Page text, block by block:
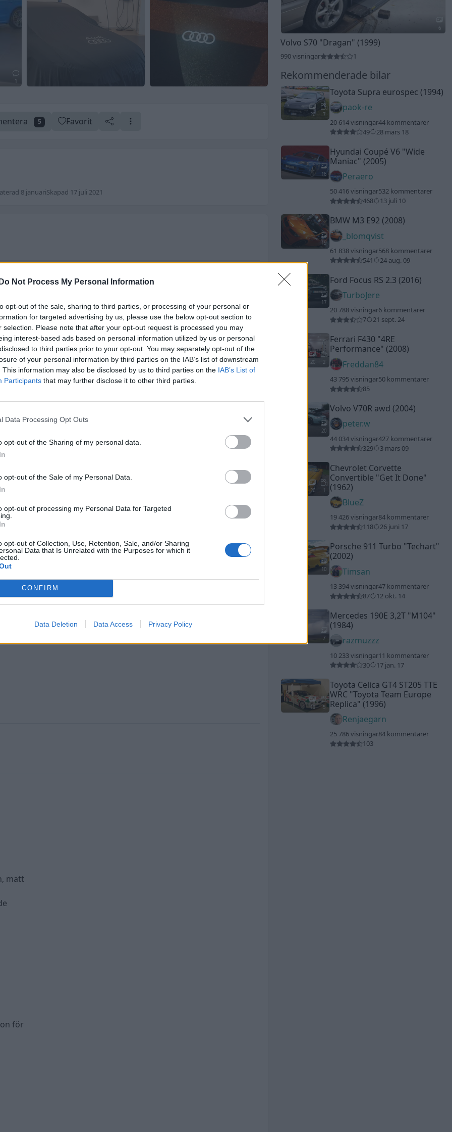
Do Not Process My Personal Information
opt-out of the sale, sharing to third parties, or processing of your personal or
for targeted advertising by us, please use the below opt-out section to
selection. Please note that after your opt-out request is processed you may
interest-based ads based on personal information utilized by us or personal
to third parties prior to your opt-out. You may separately opt-out of the
of your personal information by third parties on the IAB’s list of downstream
This information may also be disclosed by us to third parties on the IAB’s List of
Participants that may further disclose it to other third parties.
Data Processing Opt Outs
opt-out of the Sharing of my personal data.
opt-out of the Sale of my Personal Data.
opt-out of processing my Personal Data for Targeted
opt-out of Collection, Use, Retention, Sale, and/or Sharing
Data that Is Unrelated with the Purposes for which it
CONFIRM
Data Deletion Data Access Privacy Policy
1
5 Favorit
8 januariSkapad 17 juli 2021
matt
för
6
Volvo S70 "Dragan" (1999)
990 visningar 1
Rekommenderade bilar
20 7
Toyota Supra eurospec (1994)
paok-re
20 614 visningar44 kommentarer
49
28 mars 18
16
Hyundai Coupé V6 "Wide
Maniac" (2005)
Peraero
50 416 visningar532 kommentarer
468
13 juli 10
19
BMW M3 E92 (2008)
_blomqvist
61 838 visningar568 kommentarer
541
24 aug. 09
17
Ford Focus RS 2.3 (2016)
TurboJere
20 788 visningar6 kommentarer
7
21 sept. 24
20 2
Ferrari F430 "4RE
Performance" (2008)
Freddan84
43 795 visningar50 kommentarer
85
20
Volvo V70R awd (2004)
peter.w
44 034 visningar427 kommentarer
329
3 mars 09
20 1
Chevrolet Corvette
Convertible "Get It Done"
(1962)
BlueZ
19 426 visningar84 kommentarer
118
26 juni 17
10
Porsche 911 Turbo "Techart"
(2002)
Timsan
13 394 visningar47 kommentarer
87
12 okt. 14
7
Mercedes 190E 3,2T "M104"
(1984)
razmuzzz
10 233 visningar11 kommentarer
30
17 jan. 17
19 5
Toyota Celica GT4 ST205 TTE
WRC "Toyota Team Europe
Replica" (1996)
Renjaegarn
25 786 visningar84 kommentarer
103